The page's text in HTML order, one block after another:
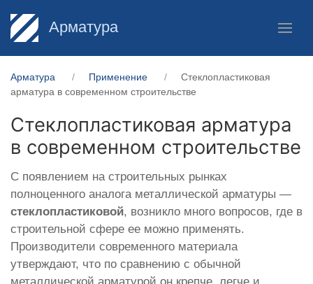
Арматура
Арматура Применение
Стеклопластиковая
арматура в современном строительстве
Стеклопластиковая арматура
в современном строительстве
С появлением на строительных рынках
полноценного аналога металлической арматуры —
стеклопластиковой, возникло много вопросов, где в
строительной сфере ее можно применять.
Производители современного материала
утверждают, что по сравнению с обычной
металлической арматурой он крепче, легче и